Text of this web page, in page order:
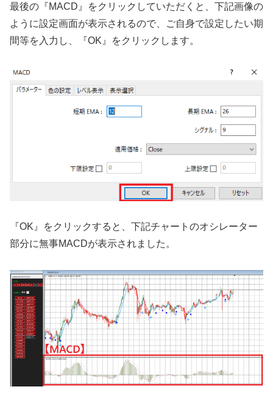
最後の『MACD 』をクリックしていただくと、下記画像の
ように設定画面が表示されるので、ご自身で設定したい期
間等を入力し、『OK』 をクリックします。
『OK』
をクリックすると、下記チャートのオシレーター
部分に無事MACDが表示されました。